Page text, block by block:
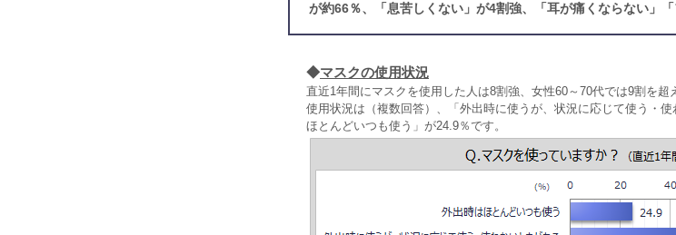
が約66％、「息苦しくない」が4割強、「耳が痛くならない」
◆マスクの使用状況
直近1年間にマスクを使用した人は8割強、女性60～70代では9割を超
使用状況は（複数回答）、「外出時に使うが、状況に応じて使う・
ほとんどいつも使う」が24.9％です。